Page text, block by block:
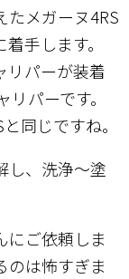
たメガーヌ4RS
手します。
リパーが装着
パーです。
同じですね。
し、洗浄～塗
にご依頼しま
のは怖すぎま